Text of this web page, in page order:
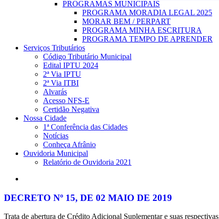
PROGRAMAS MUNICIPAIS
PROGRAMA MORADIA LEGAL 2025
MORAR BEM / PERPART
PROGRAMA MINHA ESCRITURA
PROGRAMA TEMPO DE APRENDER
Serviços Tributários
Código Tributário Municipal
Edital IPTU 2024
2ª Via IPTU
2ª Via ITBI
Alvarás
Acesso NFS-E
Certidão Negativa
Nossa Cidade
1ª Conferência das Cidades
Notícias
Conheça Afrânio
Ouvidoria Municipal
Relatório de Ouvidoria 2021
DECRETO Nº 15, DE 02 MAIO DE 2019
Trata de abertura de Crédito Adicional Suplementar e suas